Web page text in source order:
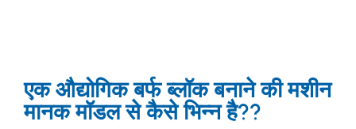
एक औद्योगिक बर्फ ब्लॉक बनाने की मशीन
मानक मॉडल से कैसे भिन्न है??